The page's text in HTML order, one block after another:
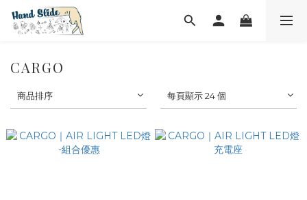
CARGO
商品排序 每頁顯示 24 個